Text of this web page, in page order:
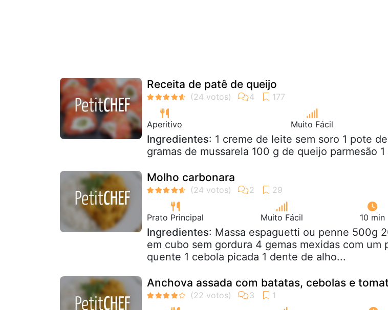
Receita de patê de queijo
Aperitivo Muito Fácil
Ingredientes: 1 creme de leite sem soro 1 pote
gramas de mussarela 100 g de queijo parmesão
Molho carbonara
Prato Principal Muito Fácil 10 min
Ingredientes: Massa espaguetti ou penne 500g
em cubo sem gordura 4 gemas mexidas com um
quente 1 cebola picada 1 dente de alho...
Anchova assada com batatas, cebolas e